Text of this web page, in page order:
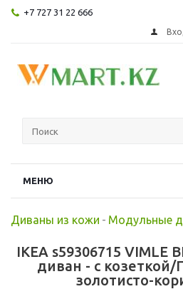
+7 727 31 22 666
МЕНЮ
Диваны из кожи - Модульные
IKEA s59306715
диван - с козеткой/
золотисто-